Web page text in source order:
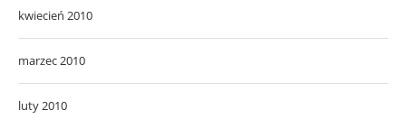
kwiecień 2010
marzec 2010
luty 2010